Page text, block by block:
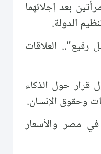
بعد إجلائهما
الدولة.
رفيع".. العلاقات
قرار حول الذكاء
وحقوق الإنسان.
مصر والأسعار